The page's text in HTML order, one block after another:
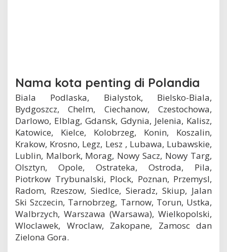
Nama kota penting di Polandia
Biala Podlaska, Bialystok, Bielsko-Biala,
Bydgoszcz, Chelm, Ciechanow, Czestochowa,
Darlowo, Elblag, Gdansk, Gdynia, Jelenia, Kalisz,
Katowice, Kielce, Kolobrzeg, Konin, Koszalin,
Krakow, Krosno, Legz, Lesz , Lubawa, Lubawskie,
Lublin, Malbork, Morag, Nowy Sacz, Nowy Targ,
Olsztyn, Opole, Ostrateka, Ostroda, Pila,
Piotrkow Trybunalski, Plock, Poznan, Przemysl,
Radom, Rzeszow, Siedlce, Sieradz, Skiup, Jalan
Ski Szczecin, Tarnobrzeg, Tarnow, Torun, Ustka,
Walbrzych, Warszawa (Warsawa), Wielkopolski,
Wloclawek, Wroclaw, Zakopane, Zamosc dan
Zielona Gora.